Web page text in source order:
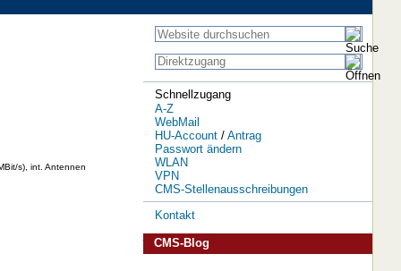
s), int. Antennen
Schnellzugang
A-Z
WebMail
HU-Account/ Antrag
Passwort ändern
WLAN
VPN
CMS-Stellenausschreibungen
Kontakt
CMS-Blog